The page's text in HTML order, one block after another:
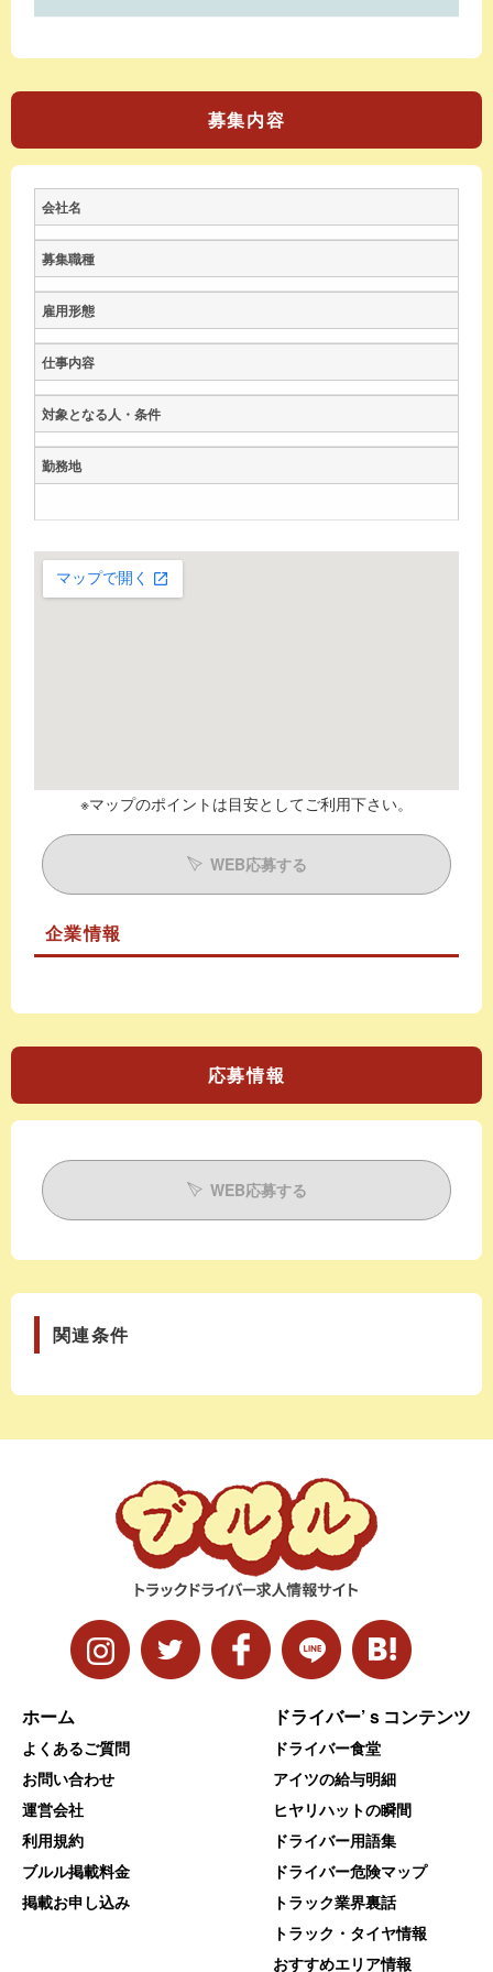
募集内容
会社名
募集職種
雇用形態
仕事内容
対象となる人・条件
勤務地
※マップのポイントは目安としてご利用下さい。
WEB応募する
企業情報
応募情報
WEB応募する
関連条件
ホーム
よくあるご質問
お問い合わせ
運営会社
利用規約
ブルル掲載料金
掲載お申し込み
ドライバー’ｓコンテンツ
ドライバー食堂
アイツの給与明細
ヒヤリハットの瞬間
ドライバー用語集
ドライバー危険マップ
トラック業界裏話
トラック・タイヤ情報
おすすめエリア情報